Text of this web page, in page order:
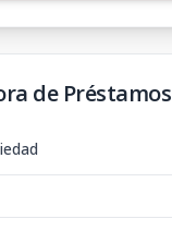
de Préstamos